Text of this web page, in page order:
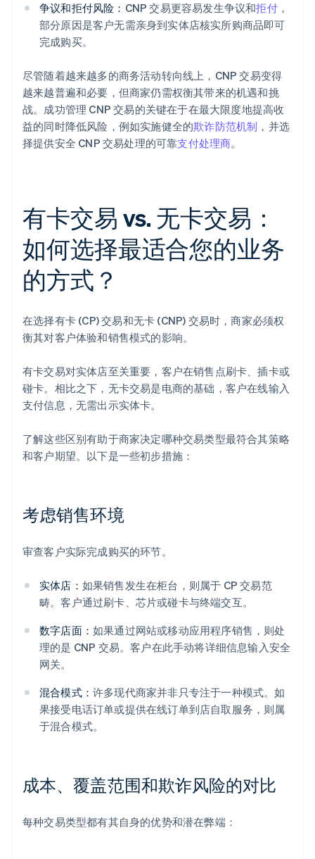
争议和拒付风险： CNP 交易更容易发生争议和拒付，
部分原因是客户无需亲身到实体店核实所购商品即可
完成购买。
尽管随着越来越多的商务活动转向线上，CNP 交易变得
越来越普遍和必要，但商家仍需权衡其带来的机遇和挑
战。成功管理 CNP 交易的关键在于在最大限度地提高收
益的同时降低风险，例如实施健全的欺诈防范机制 ，并选
择提供安全 CNP 交易处理的可靠支付处理商。
有卡交易 vs. 无卡交易：
如何选择最适合您的业务
的方式？
在选择有卡 (CP) 交易和无卡 (CNP) 交易时，商家必须权
衡其对客户体验和销售模式的影响。
有卡交易对实体店至关重要，客户在销售点刷卡、插卡或
碰卡。相比之下，无卡交易是电商的基础，客户在线输入
支付信息，无需出示实体卡。
了解这些区别有助于商家决定哪种交易类型最符合其策略
和客户期望。以下是一些初步措施：
考虑销售环境
审查客户实际完成购买的环节。
实体店： 如果销售发生在柜台，则属于 CP 交易范
畴。客户通过刷卡、芯片或碰卡与终端交互。
数字店面： 如果通过网站或移动应用程序销售，则处
理的是 CNP 交易。客户在此手动将详细信息输入安全
网关。
混合模式： 许多现代商家并非只专注于一种模式。如
果接受电话订单或提供在线订单到店自取服务，则属
于混合模式。
成本、覆盖范围和欺诈风险的对比
每种交易类型都有其自身的优势和潜在弊端：